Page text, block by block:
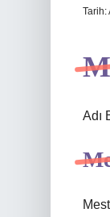
Tarih:
Adı